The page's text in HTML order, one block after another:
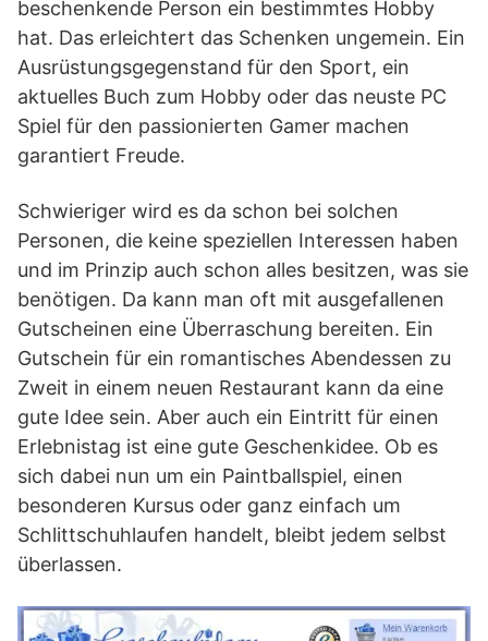
beschenkende Person ein bestimmtes Hobby
hat. Das erleichtert das Schenken ungemein. Ein
Ausrüstungsgegenstand für den Sport, ein
aktuelles Buch zum Hobby oder das neuste PC
Spiel für den passionierten Gamer machen
garantiert Freude.
Schwieriger wird es da schon bei solchen
Personen, die keine speziellen Interessen haben
und im Prinzip auch schon alles besitzen, was sie
benötigen. Da kann man oft mit ausgefallenen
Gutscheinen eine Überraschung bereiten. Ein
Gutschein für ein romantisches Abendessen zu
Zweit in einem neuen Restaurant kann da eine
gute Idee sein. Aber auch ein Eintritt für einen
Erlebnistag ist eine gute Geschenkidee. Ob es
sich dabei nun um ein Paintballspiel, einen
besonderen Kursus oder ganz einfach um
Schlittschuhlaufen handelt, bleibt jedem selbst
überlassen.